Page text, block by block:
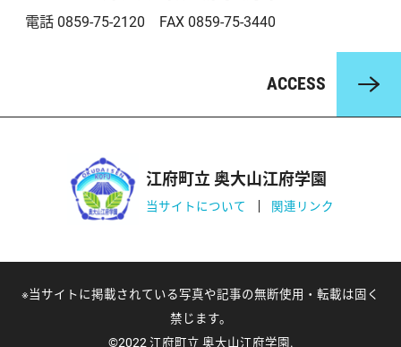
電話 0859-75-2120 FAX 0859-75-3440
ACCESS
江府町立 奥大山江府学園
当サイトについて 関連リンク
※当サイトに掲載されている写真や記事の無断使用・転載は固く
禁じます。
©2022 江府町立 奥大山江府学園.